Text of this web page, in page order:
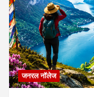
जनरल नॉलेज